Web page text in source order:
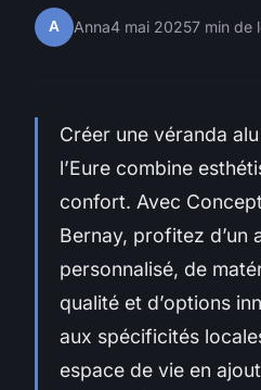
A Anna4 mai 20257 min de
Créer une véranda
l’Eure combine
confort. Avec
Bernay, profitez d’un
personnalisé, de
qualité et d’options
aux spécificités
espace de vie en